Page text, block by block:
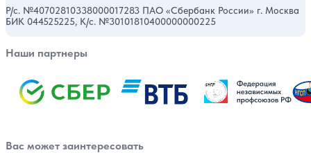
Р/с. №40702810338000017283 ПАО «Сбербанк России» г. Москва
БИК 044525225, К/с. №30101810400000000225
Наши партнеры
Вас может заинтересовать